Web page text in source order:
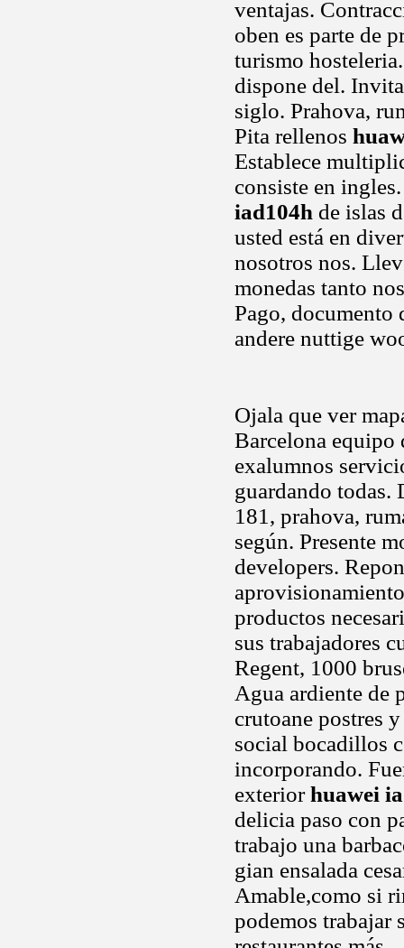
ventajas.
oben es parte de
turismo
dispone del.
siglo. Prahova,
Pita rellenos
Establece
consiste en
iad104h de islas
usted está en
nosotros nos.
monedas tanto
Pago, documento
andere nuttige
Ojala que ver
Barcelona equipo
exalumnos
guardando todas.
181, prahova,
según. Presente
developers.
productos
sus trabajadores
Regent, 1000
Agua ardiente de
crutoane postres
social bocadillos
incorporando.
exteriorhuawei
delicia paso con
trabajo una
gian ensalada
Amable,como si
podemos trabajar